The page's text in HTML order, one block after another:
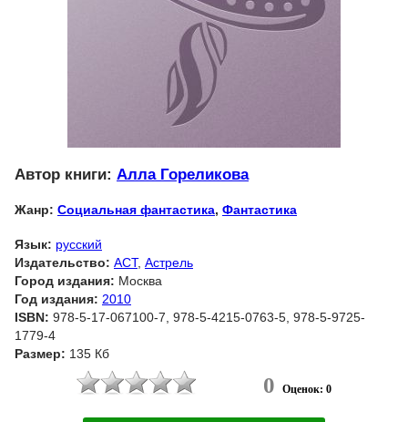
Автор книги: Алла Гореликова
Жанр: Социальная фантастика, Фантастика
Язык: русский
Издательство: АСТ, Астрель
Город издания: Москва
Год издания: 2010
ISBN: 978-5-17-067100-7, 978-5-4215-0763-5, 978-5-9725-
1779-4
Размер: 135 Кб
0 Оценок: 0